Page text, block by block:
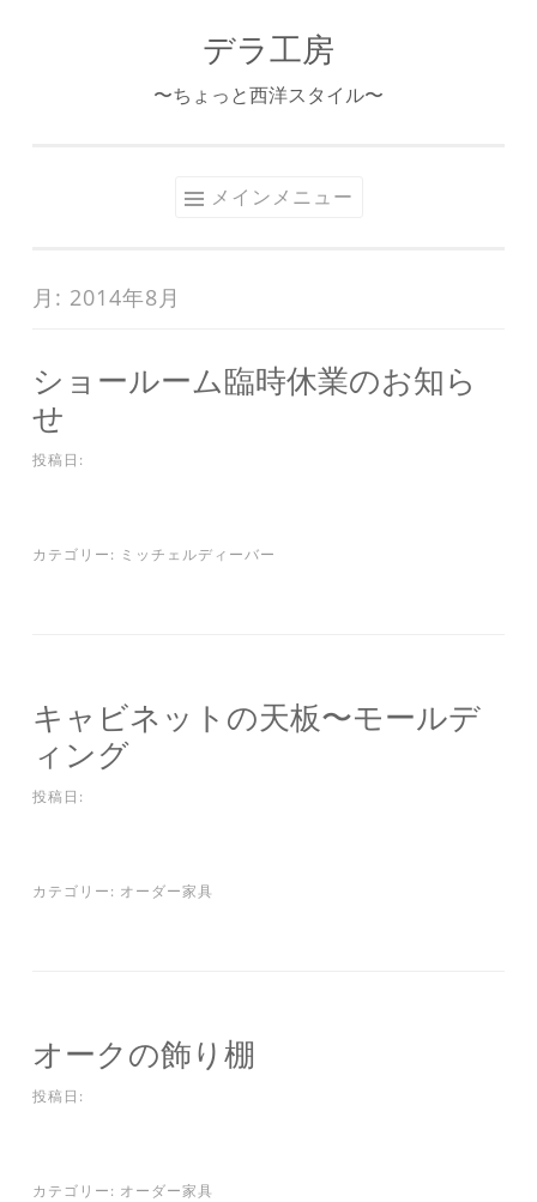
ッ
デラ工房
〜ちょっと西洋スタイル〜
メインメニュー
月: 2014年8月
ショールーム臨時休業のお知ら
せ
投稿日:
カテゴリー: ミッチェルディーバー
キャビネットの天板〜モールデ
ィング
投稿日:
カテゴリー: オーダー家具
オークの飾り棚
投稿日:
カテゴリー: オーダー家具